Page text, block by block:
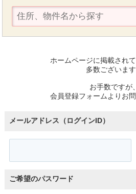
ホームページに掲載され
多数ございます
お手数ですが、
会員登録フォームよりお問
メールアドレス（ログインID）
ご希望のパスワード